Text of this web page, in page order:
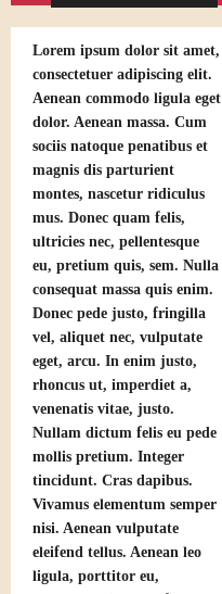
Lorem ipsum dolor sit amet,
consectetuer adipiscing elit.
Aenean commodo ligula eget
dolor. Aenean massa. Cum
sociis natoque penatibus et
magnis dis parturient
montes, nascetur ridiculus
mus. Donec quam felis,
ultricies nec, pellentesque
eu, pretium quis, sem. Nulla
consequat massa quis enim.
Donec pede justo, fringilla
vel, aliquet nec, vulputate
eget, arcu. In enim justo,
rhoncus ut, imperdiet a,
venenatis vitae, justo.
Nullam dictum felis eu pede
mollis pretium. Integer
tincidunt. Cras dapibus.
Vivamus elementum semper
nisi. Aenean vulputate
eleifend tellus. Aenean leo
ligula, porttitor eu,